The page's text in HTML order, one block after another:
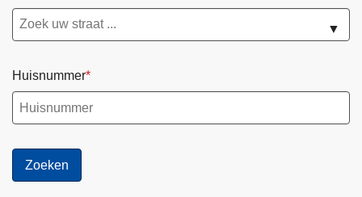
▼
Huisnummer